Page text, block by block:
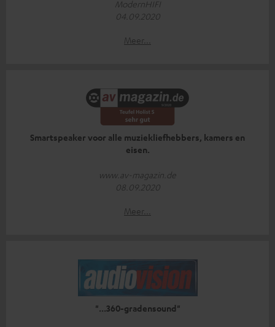
ModernHIFI
04.09.2020
Meer...
Smartspeaker voor alle muziekliefhebbers, kamers en
eisen.
www.av-magazin.de
08.09.2020
Meer...
"...360-gradensound"